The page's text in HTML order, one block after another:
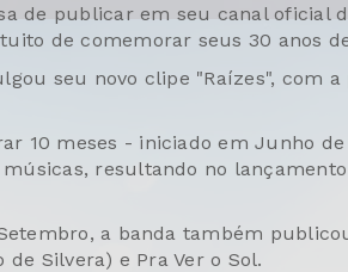
de publicar em seu canal oficial
de comemorar seus 30 anos
seu novo clipe "Raízes", com
10 meses - iniciado em Junho de
resultando no
a banda também
Silvera) e Pra Ver o Sol.